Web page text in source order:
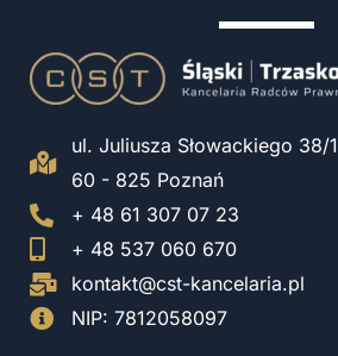
ul. Juliusza Słowackiego 38/1
60 - 825 Poznań
+ 48 61 307 07 23
+ 48 537 060 670
kontakt@cst-kancelaria.pl
NIP: 7812058097